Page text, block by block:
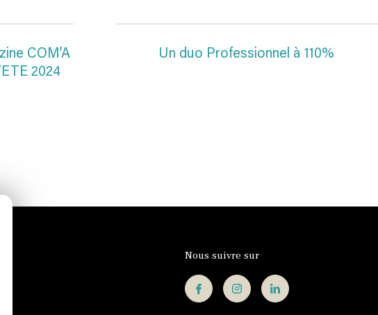
COM’A
2024
Un duo Professionnel à 110%
Nous suivre sur